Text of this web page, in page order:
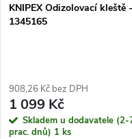
KNIPEX Odizolovací kleště -
1345165
908,26 Kč bez DPH
1 099 Kč
Skladem u dodavatele (2-
prac. dnů) 1 ks